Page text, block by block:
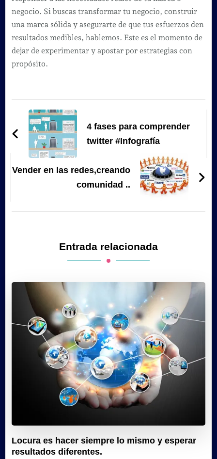
negocio. Si buscas transformar tu negocio, construir
una marca sólida y asegurarte de que tus esfuerzos den
resultados medibles, hablemos. Este es el momento de
dejar de experimentar y apostar por estrategias con
propósito.
Navegación
de
entradas
4 fases para comprender
twitter #Infografía
Vender en las redes,creando
comunidad ..
Entrada relacionada
Locura es hacer siempre lo mismo y esperar
resultados diferentes.